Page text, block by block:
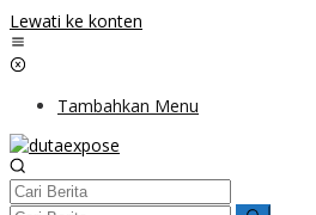
Lewati ke konten
Tambahkan Menu